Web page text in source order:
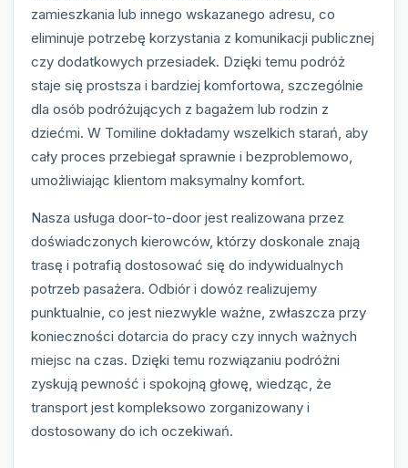
zamieszkania lub innego wskazanego adresu, co
eliminuje potrzebę korzystania z komunikacji publicznej
czy dodatkowych przesiadek. Dzięki temu podróż
staje się prostsza i bardziej komfortowa, szczególnie
dla osób podróżujących z bagażem lub rodzin z
dziećmi. W Tomiline dokładamy wszelkich starań, aby
cały proces przebiegał sprawnie i bezproblemowo,
umożliwiając klientom maksymalny komfort.
Nasza usługa door-to-door jest realizowana przez
doświadczonych kierowców, którzy doskonale znają
trasę i potrafią dostosować się do indywidualnych
potrzeb pasażera. Odbiór i dowóz realizujemy
punktualnie, co jest niezwykle ważne, zwłaszcza przy
konieczności dotarcia do pracy czy innych ważnych
miejsc na czas. Dzięki temu rozwiązaniu podróżni
zyskują pewność i spokojną głowę, wiedząc, że
transport jest kompleksowo zorganizowany i
dostosowany do ich oczekiwań.